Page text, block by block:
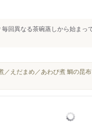
回異なる茶碗蒸しから始まっ
／えだまめ／あわび煮 鯛の昆